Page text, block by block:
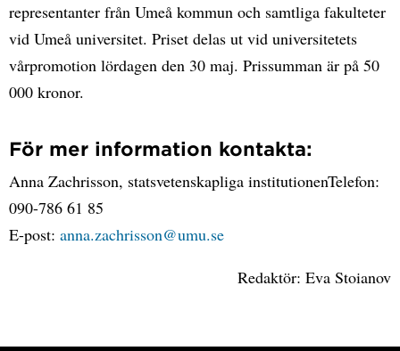
representanter från Umeå kommun och samtliga fakulteter
vid Umeå universitet. Priset delas ut vid universitetets
vårpromotion lördagen den 30 maj. Prissumman är på 50
000 kronor.
För mer information kontakta:
Anna Zachrisson, statsvetenskapliga institutionenTelefon:
090-786 61 85
E-post: anna.zachrisson@umu.se
Redaktör: Eva Stoianov